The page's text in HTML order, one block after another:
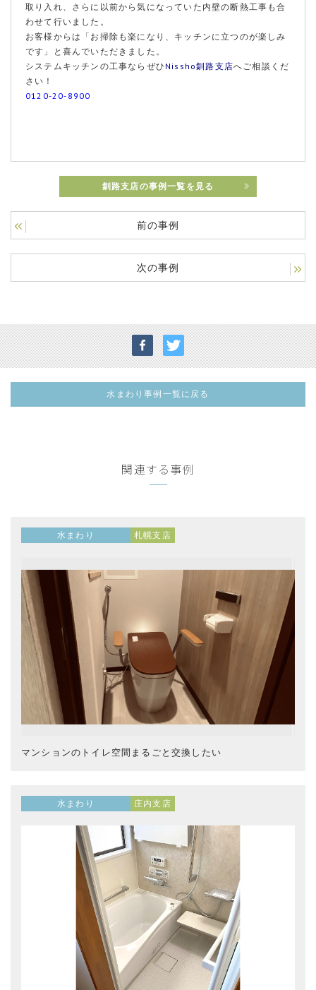
取り入れ、さらに以前から気になっていた内壁の断熱工事も合
わせて行いました。
お客様からは「お掃除も楽になり、キッチンに立つのが楽しみ
です」と喜んでいただきました。
システムキッチンの工事ならぜひ Nissho釧路支店へご相談くだ
さい！
0120-20-8900
釧路支店の事例一覧を見る
前の事例
次の事例
水まわり事例一覧に戻る
関連する事例
水まわり 札幌支店
マンションのトイレ空間まるごと交換したい
水まわり 庄内支店